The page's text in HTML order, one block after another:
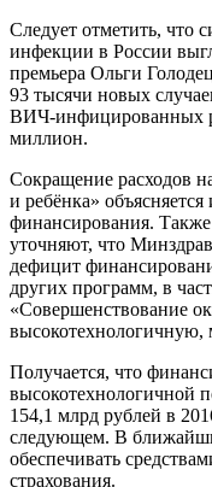
Следует отметить, что
инфекции в России
премьера Ольги
93 тысячи новых
ВИЧ-инфицированных
миллион.
Сокращение расходов
и ребёнка»
финансирования.
уточняют, что
дефицит
других программ, в
«Совершенствование
Получается, что
высокотехнологичной
154,1 млрд рублей в
следующем. В
обеспечивать
страхования.